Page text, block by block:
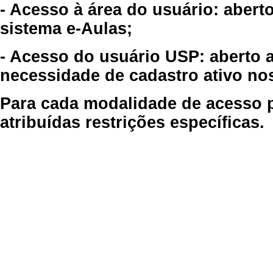
- Acesso à área do usuário:
sistema e-Aulas;
- Acesso do usuário USP: aberto
necessidade de cadastro ativo
Para cada modalidade de
atribuídas restrições específicas.